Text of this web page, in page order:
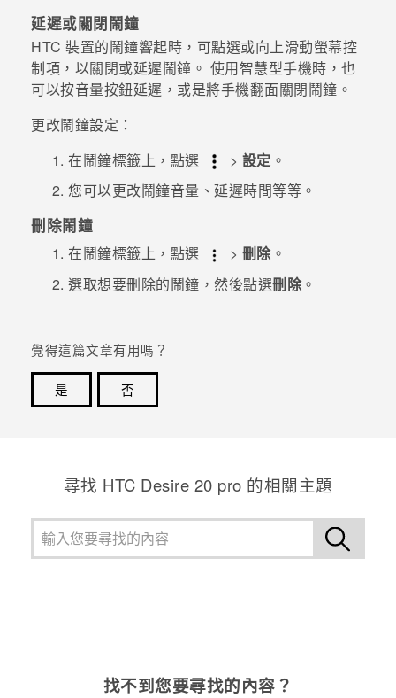
延遲或關閉鬧鐘
HTC 裝置的鬧鐘響起時，可點選或向上滑動螢幕控
制項，以關閉或延遲鬧鐘。 使用智慧型手機時，也
可以按音量按鈕延遲，或是將手機翻面關閉鬧鐘。
更改鬧鐘設定：
在鬧鐘標籤上，點選 > 設定 。
您可以更改鬧鐘音量、延遲時間等等。
刪除鬧鐘
在鬧鐘標籤上，點選 > 刪除。
選取想要刪除的鬧鐘，然後點選刪除。
覺得這篇文章有用嗎？
是
否
尋找 ‎HTC Desire 20 pro 的相關主題
找不到您要尋找的內容？